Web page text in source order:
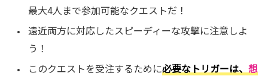
最大4人まで参加可能なクエストだ！
遠近両方に対応したスピーディーな攻撃に注意しよ
う！
このクエストを受注するために必要なトリガーは、 想